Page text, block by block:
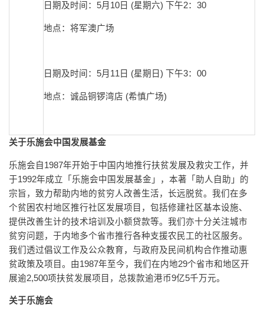
日期及时间：5月10日 (星期六) 下午2：30
地点：将军澳广场
日期及时间：5月11日 (星期日) 下午3：00
地点：诚品铜锣湾店 (希慎广场)
关于乐施会中国发展基金
乐施会自1987年开始于中国内地推行扶贫发展及救灾工作，并
于1992年成立「乐施会中国发展基金」，本著「助人自助」的
宗旨，致力帮助内地的贫穷人改善生活，长远脱贫。我们在多
个贫困农村地区推行社区发展项目，包括修建社区基本设施、
提供改善生计的技术培训及小额贷款等。我们亦十分关注城市
贫穷问题，于内地多个省市推行各种支援农民工的社区服务。
我们透过倡议工作及公众教育，与政府及民间机构合作推动惠
贫政策及项目。由1987年至今，我们在内地29个省市和地区开
展逾2,500项扶贫发展项目，总拨款逾港币9亿5千万元。
关于乐施会